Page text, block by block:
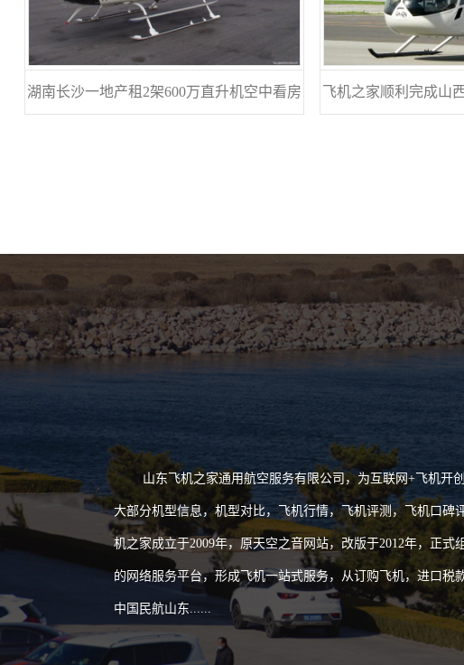
湖南长沙一地产租2架600万直升机空中看房 飞机之家顺利完成山
山东飞机之家通用航空服务有限公司，为互联网+飞机开创
大部分机型信息，机型对比，飞机行情，飞机评测，飞机口
机之家成立于2009年，原天空之音网站，改版于2012年，正
的网络服务平台，形成飞机一站式服务，从订购飞机，进口
中国民航山东......